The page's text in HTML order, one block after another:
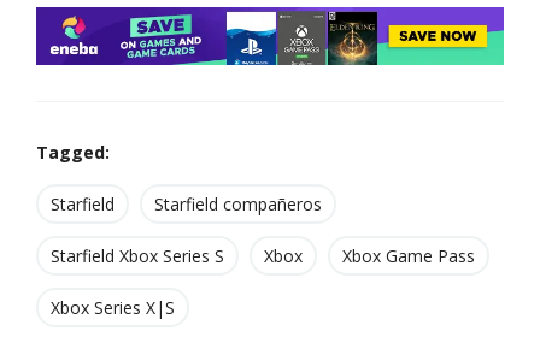
Tagged:
Starfield Starfield compañeros
Starfield Xbox Series S Xbox Xbox Game Pass
Xbox Series X|S